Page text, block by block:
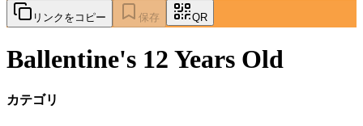
リンクをコピー 保存 QR
Ballentine's 12 Years Old
カテゴリ